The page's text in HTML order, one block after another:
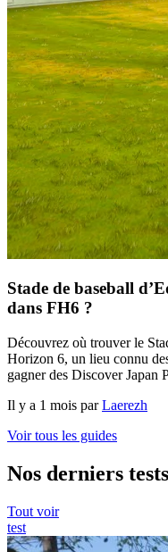
Stade de baseball
dans FH6 ?
Découvrez où trouver le
Horizon 6, un lieu connu
gagner des Discover Japan
Il y a 1 mois parLaerezh
Voir tous les guides
Nos derniers tests
Tout voir
test